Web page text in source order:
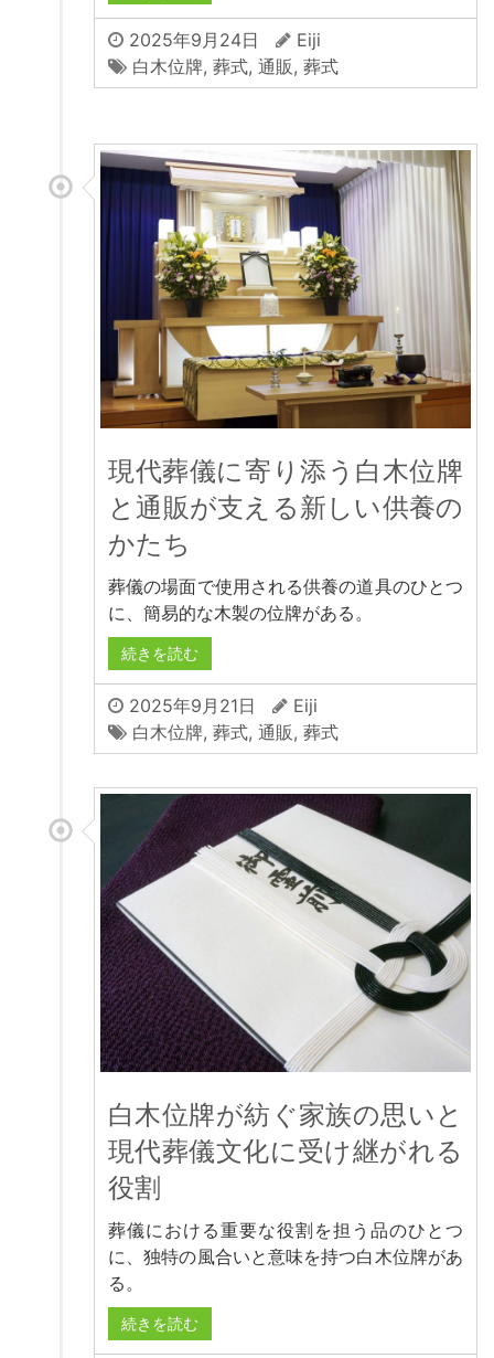
2025年9月24日
Eiji
白木位牌, 葬式, 通販, 葬式
現代葬儀に寄り添う白木位牌
と通販が支える新しい供養の
かたち
葬儀の場面で使用される供養の道具のひとつ
に、簡易的な木製の位牌がある。
続きを読む
2025年9月21日
Eiji
白木位牌, 葬式, 通販, 葬式
白木位牌が紡ぐ家族の思いと
現代葬儀文化に受け継がれる
役割
葬儀における重要な役割を担う品のひとつ
に、独特の風合いと意味を持つ白木位牌があ
る。
続きを読む